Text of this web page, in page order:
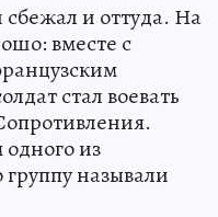
и оттуда. На
вместе с
стал воевать
из
называли